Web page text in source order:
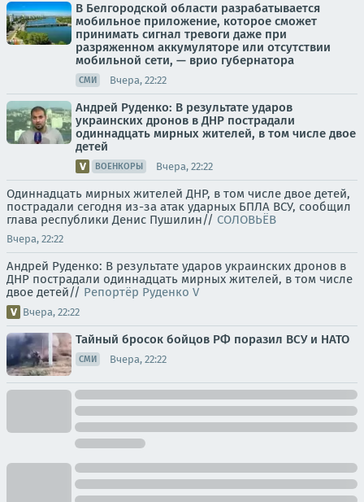
В Белгородской области разрабатывается
мобильное приложение, которое сможет
принимать сигнал тревоги даже при
разряженном аккумуляторе или отсутствии
мобильной сети, — врио губернатора
СМИ Вчера, 22:22
Андрей Руденко: В результате ударов
украинских дронов в ДНР пострадали
одиннадцать мирных жителей, в том числе двое
детей
ВОЕНКОРЫ Вчера, 22:22
Одиннадцать мирных жителей ДНР, в том числе двое детей,
пострадали сегодня из-за атак ударных БПЛА ВСУ, сообщил
глава республики Денис Пушилин// СОЛОВЬЁВ
Вчера, 22:22
Андрей Руденко: В результате ударов украинских дронов в
ДНР пострадали одиннадцать мирных жителей, в том числе
двое детей// Репортёр Руденко V
Вчера, 22:22
Тайный бросок бойцов РФ поразил ВСУ и НАТО
СМИ Вчера, 22:22